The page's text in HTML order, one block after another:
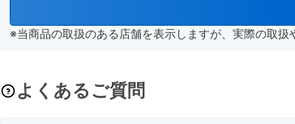
※当商品の取扱のある店舗を表示しますが、実際の取
よくあるご質問